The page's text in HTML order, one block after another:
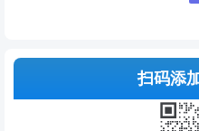
扫码添